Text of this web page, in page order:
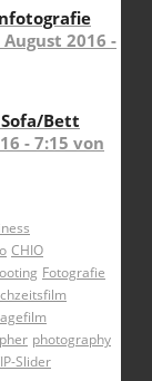
August 2016 -
Bett
- 7:15 von
CHIO
Fotografie
photography
Slider